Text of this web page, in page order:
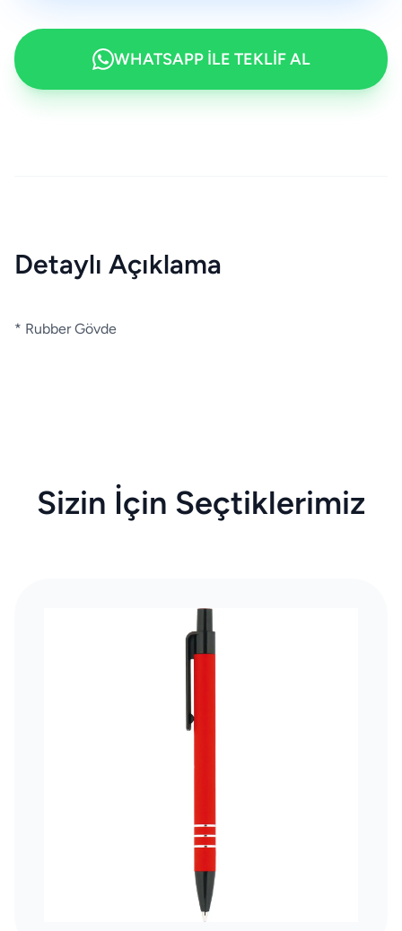
WHATSAPP İLE TEKLİF AL
Detaylı Açıklama
* Rubber Gövde
Sizin İçin Seçtiklerimiz